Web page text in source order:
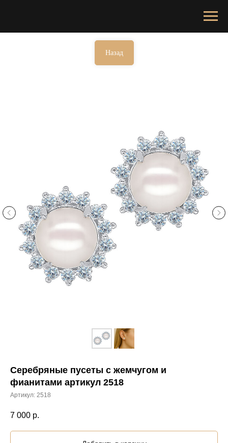
Назад
Серебряные пусеты с жемчугом и
фианитами артикул 2518
Артикул: 2518
7 000 р.